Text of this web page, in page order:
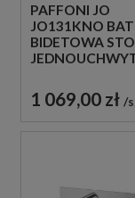
PAFFONI JO
JO131KNO
BIDETOWA
1 069,00 zł